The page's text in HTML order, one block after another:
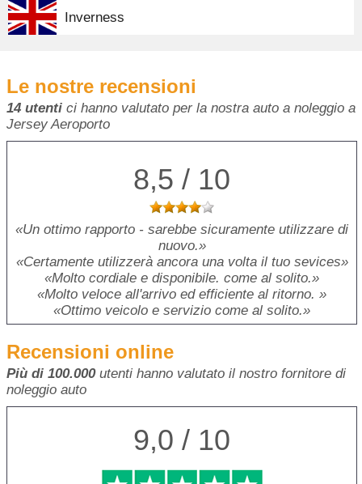
Inverness
Le nostre recensioni
14 utenti ci hanno valutato per la nostra auto a noleggio a
Jersey Aeroporto
8,5 / 10
Un ottimo rapporto - sarebbe sicuramente utilizzare di
nuovo.
Certamente utilizzerà ancora una volta il tuo sevices
Molto cordiale e disponibile. come al solito.
Molto veloce all'arrivo ed efficiente al ritorno.
Ottimo veicolo e servizio come al solito.
Recensioni online
Più di 100.000utenti hanno valutato il nostro fornitore di
noleggio auto
9,0 / 10